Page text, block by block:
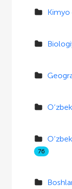
Kimyo
76